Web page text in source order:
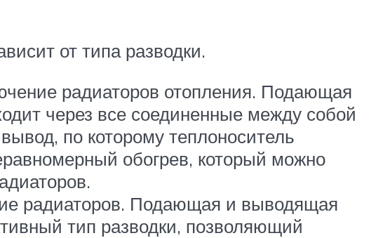
от типа разводки.
радиаторов отопления. Подающая
через все соединенные между собой
по которому теплоноситель
обогрев, который можно
радиаторов. Подающая и выводящая
тип разводки, позволяющий